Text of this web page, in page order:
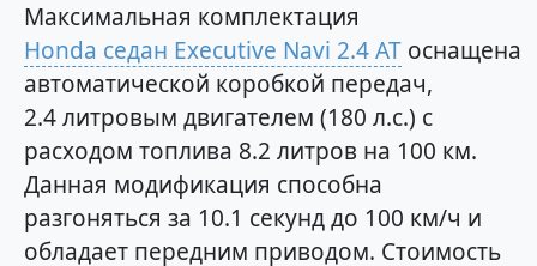
Максимальная комплектация
Honda седан Executive Navi 2.4 AT оснащена
автоматической коробкой передач,
2.4 литровым двигателем (180 л.с.) с
расходом топлива 8.2 литров на 100 км.
Данная модификация способна
разгоняться за 10.1 секунд до 100 км/ч и
обладает передним приводом. Стоимость